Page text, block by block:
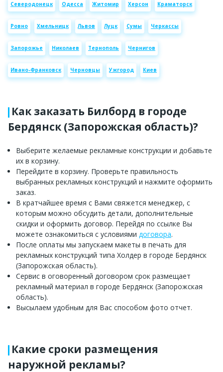
Северодонецк Одесса Житомир Херсон Краматорск
Ровно Хмельницк Львов Луцк Сумы Черкассы
Запорожье Николаев Тернополь Чернигов
Ивано-Франковск Черновцы Ужгород Киев
Как заказать Билборд в городе
Бердянск (Запорожская область)?
Выберите желаемые рекламные конструкции и добавьте
их в корзину.
Перейдите в корзину. Проверьте правильность
выбранных рекламных конструкций и нажмите оформить
заказ.
В кратчайшее время с Вами свяжется менеджер, с
которым можно обсудить детали, дополнительные
скидки и оформить договор. Перейдя по ссылке Вы
можете ознакомиться с условиями договора.
После оплаты мы запускаем макеты в печать для
рекламных конструкций типа Холдер в городе Бердянск
(Запорожская область).
Сервис в оговоренный договором срок размещает
рекламный материал в городе Бердянск (Запорожская
область).
Высылаем удобным для Вас способом фото отчет.
Какие сроки размещения
наружной рекламы?